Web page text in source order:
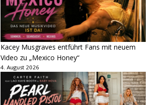
Kacey Musgraves entführt Fans mit neuem
Video zu „Mexico Honey“
4. August 2026